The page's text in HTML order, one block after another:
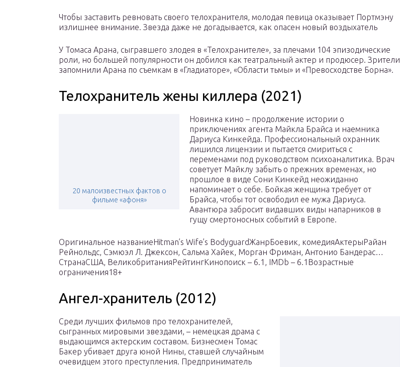
Чтобы заставить ревновать своего телохранителя, молодая певица оказывает Портмэну
излишнее внимание. Звезда даже не догадывается, как опасен новый воздыхатель
У Томаса Арана, сыгравшего злодея в «Телохранителе», за плечами 104 эпизодические
роли, но большей популярности он добился как театральный актер и продюсер. Зрители
запомнили Арана по съемкам в «Гладиаторе», «Области тьмы» и «Превосходстве Борна».
Телохранитель жены киллера (2021)
20 малоизвестных фактов о
фильме «афоня»
Новинка кино – продолжение истории о
приключениях агента Майкла Брайса и наемника
Дариуса Кинкейда. Профессиональный охранник
лишился лицензии и пытается смириться с
переменами под руководством психоаналитика. Врач
советует Майклу забыть о прежних временах, но
прошлое в виде Сони Кинкейд неожиданно
напоминает о себе. Бойкая женщина требует от
Брайса, чтобы тот освободил ее мужа Дариуса.
Авантюра забросит видавших виды напарников в
гущу смертоносных событий в Европе.
Оригинальное названиеHitman’s Wife’s BodyguardЖанрБоевик, комедияАктерыРайан
Рейнольдс, Сэмюэл Л. Джексон, Сальма Хайек, Морган Фриман, Антонио Бандерас…
СтранаСША, ВеликобританияРейтингКинопоиск – 6.1, IMDb – 6.1Возрастные
ограничения18+
Ангел-хранитель (2012)
Среди лучших фильмов про телохранителей,
сыгранных мировыми звездами, – немецкая драма с
выдающимся актерским составом. Бизнесмен Томас
Бакер убивает друга юной Нины, ставшей случайным
очевидцем этого преступления. Предприниматель